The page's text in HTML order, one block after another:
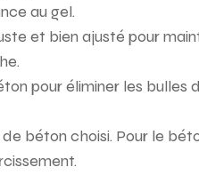
au gel.
et bien ajusté pour
pour éliminer les bulles
béton choisi. Pour le